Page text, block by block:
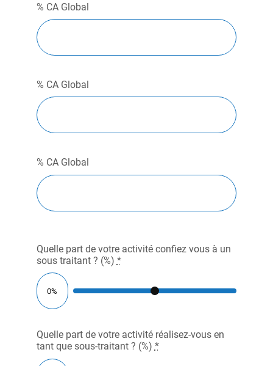
% CA Global
% CA Global
% CA Global
Quelle part de votre activité confiez vous à un
sous traitant ? (%) *
Quelle part de votre activité réalisez-vous en
tant que sous-traitant ? (%) *